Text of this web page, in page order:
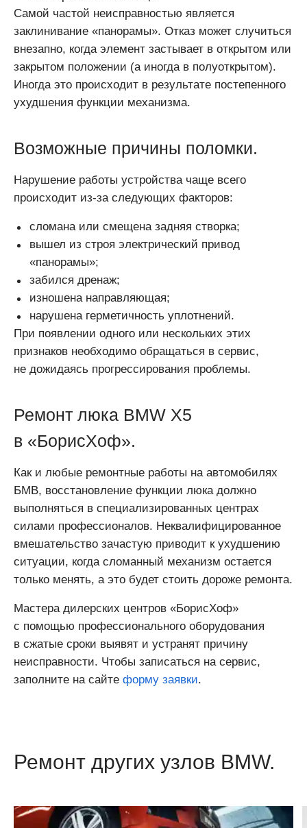
Самой частой неисправностью является
заклинивание «панорамы». Отказ может случиться
внезапно, когда элемент застывает в открытом или
закрытом положении (а иногда в полуоткрытом).
Иногда это происходит в результате постепенного
ухудшения функции механизма.
Возможные причины поломки.
Нарушение работы устройства чаще всего
происходит из-за следующих факторов:
сломана или смещена задняя створка;
вышел из строя электрический привод
«панорамы»;
забился дренаж;
изношена направляющая;
нарушена герметичность уплотнений.
При появлении одного или нескольких этих
признаков необходимо обращаться в сервис,
не дожидаясь прогрессирования проблемы.
Ремонт люка BMW X5
в «БорисХоф».
Как и любые ремонтные работы на автомобилях
БМВ, восстановление функции люка должно
выполняться в специализированных центрах
силами профессионалов. Неквалифицированное
вмешательство зачастую приводит к ухудшению
ситуации, когда сломанный механизм остается
только менять, а это будет стоить дороже ремонта.
Мастера дилерских центров «БорисХоф»
с помощью профессионального оборудования
в сжатые сроки выявят и устранят причину
неисправности. Чтобы записаться на сервис,
заполните на сайте форму заявки.
Ремонт других узлов BMW.